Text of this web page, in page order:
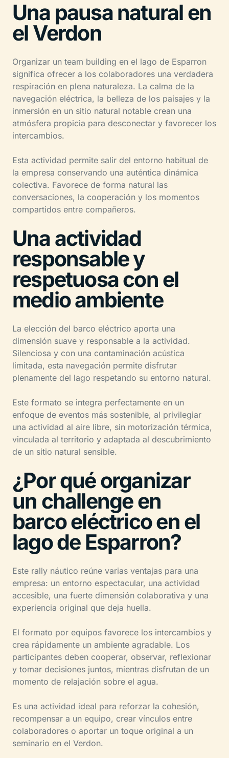
Una pausa natural en
el Verdon
Organizar un team building en el lago de Esparron
significa ofrecer a los colaboradores una verdadera
respiración en plena naturaleza. La calma de la
navegación eléctrica, la belleza de los paisajes y la
inmersión en un sitio natural notable crean una
atmósfera propicia para desconectar y favorecer los
intercambios.
Esta actividad permite salir del entorno habitual de
la empresa conservando una auténtica dinámica
colectiva. Favorece de forma natural las
conversaciones, la cooperación y los momentos
compartidos entre compañeros.
Una actividad
responsable y
respetuosa con el
medio ambiente
La elección del barco eléctrico aporta una
dimensión suave y responsable a la actividad.
Silenciosa y con una contaminación acústica
limitada, esta navegación permite disfrutar
plenamente del lago respetando su entorno natural.
Este formato se integra perfectamente en un
enfoque de eventos más sostenible, al privilegiar
una actividad al aire libre, sin motorización térmica,
vinculada al territorio y adaptada al descubrimiento
de un sitio natural sensible.
¿Por qué organizar
un challenge en
barco eléctrico en el
lago de Esparron?
Este rally náutico reúne varias ventajas para una
empresa: un entorno espectacular, una actividad
accesible, una fuerte dimensión colaborativa y una
experiencia original que deja huella.
El formato por equipos favorece los intercambios y
crea rápidamente un ambiente agradable. Los
participantes deben cooperar, observar, reflexionar
y tomar decisiones juntos, mientras disfrutan de un
momento de relajación sobre el agua.
Es una actividad ideal para reforzar la cohesión,
recompensar a un equipo, crear vínculos entre
colaboradores o aportar un toque original a un
seminario en el Verdon.